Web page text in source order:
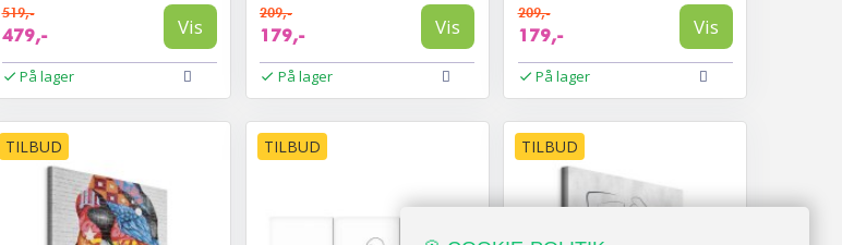
519,-
479,- Vis
På lager
209,-
179,- Vis
På lager
209,-
179,- Vis
På lager
TILBUD TILBUD TILBUD